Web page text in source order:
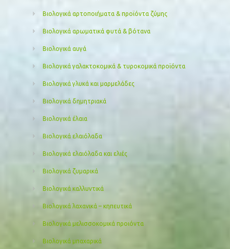
Βιολογικά αρτοποιήματα & προϊόντα ζύμης
Βιολογικά αρωματικά φυτά & βότανα
Βιολογικά αυγά
Βιολογικά γαλακτοκομικά & τυροκομικά προϊόντα
Βιολογικά γλυκά και μαρμελάδες
Βιολογικά δημητριακά
Βιολογικά έλαια
Βιολογικά ελαιόλαδα
Βιολογικά ελαιόλαδα και ελιές
Βιολογικά ζυμαρικά
Βιολογικά καλλυντικά
Βιολογικά λαχανικά – κηπευτικά
Βιολογικά μελισσοκομικά προιόντα
Βιολογικά μπαχαρικά